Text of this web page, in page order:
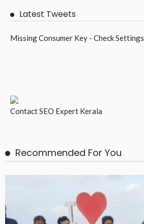
Latest Tweets
Missing Consumer Key - Check Settings
ContactSEO Expert Kerala
Recommended For You